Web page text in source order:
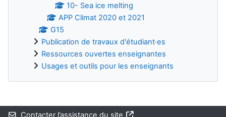
10- Sea ice melting
APP Climat 2020 et 2021
G15
Publication de travaux d'étudiant·es
Ressources ouvertes enseignantes
Usages et outils pour les enseignants
Blocs supplémentaires
Contacter l’assistance du site